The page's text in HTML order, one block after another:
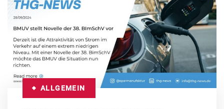
ALLGEMEIN